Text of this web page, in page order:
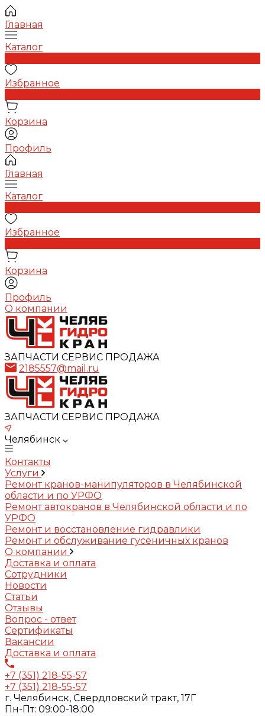
Главная
Каталог
Избранное
Корзина
Профиль
Главная
Каталог
Избранное
Корзина
Профиль
О компании
ЗАПЧАСТИ СЕРВИС ПРОДАЖА
2185557@mail.ru
ЗАПЧАСТИ СЕРВИС ПРОДАЖА
Челябинск
Контакты
Услуги
Ремонт кранов-манипуляторов в Челябинской
области и по УРФО
Ремонт автокранов в Челябинской области и по
УРФО
Ремонт и восстановление гидравлики
Ремонт и обслуживание гусеничных кранов
О компании
Доставка и оплата
Сотрудники
Новости
Статьи
Отзывы
Вопрос - ответ
Сертификаты
Вакансии
Доставка и оплата
+7 (351) 218-55-57
+7 (351) 218-55-57
г. Челябинск, Свердловский тракт, 17Г
Пн-Пт: 09:00-18:00